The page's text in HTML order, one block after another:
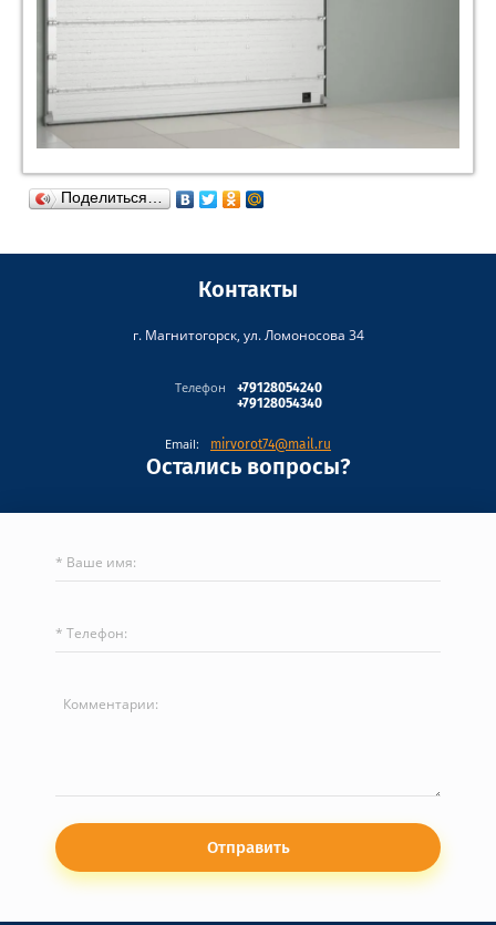
Поделиться…
Контакты
г. Магнитогорск, ул. Ломоносова 34
Телефон
+79128054240
+79128054340
Email: mirvorot74@mail.ru
Остались вопросы?
Отправить